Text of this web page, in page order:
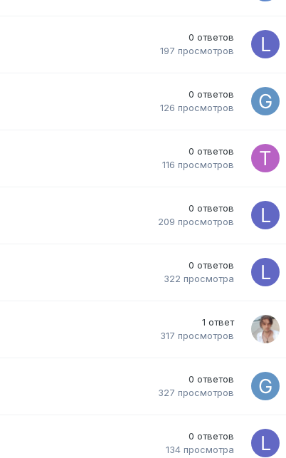
0 ответов
197 просмотров
0 ответов
126 просмотров
0 ответов
116 просмотров
0 ответов
209 просмотров
0 ответов
322 просмотра
1 ответ
317 просмотров
0 ответов
327 просмотров
0 ответов
134 просмотра